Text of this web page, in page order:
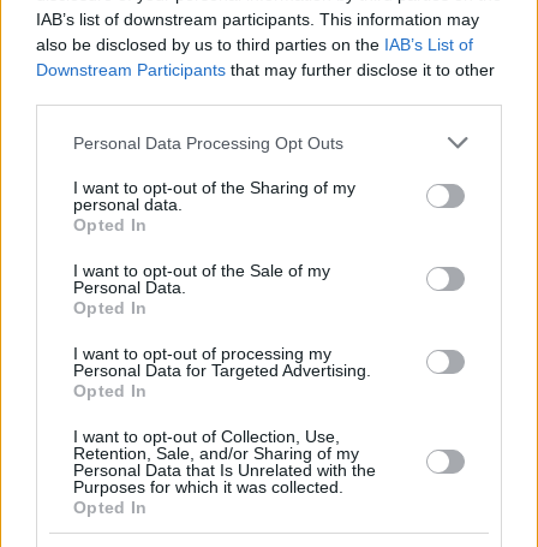
IAB’s list of downstream participants. This information may
also be disclosed by us to third parties on the IAB’s List of
Downstream Participants that may further disclose it to other
Please note that this website/app uses one or more Google
not limited to your visit or usage behaviour. You may click to
grant or deny consent to Google and its third-party tags to
use your data for below specified purposes in below Google
consent section.
Personal Data Processing Opt Outs
I want to opt-out of the Sharing of my
personal data.
Opted In
I want to opt-out of the Sale of my
Personal Data.
Opted In
I want to opt-out of processing my
Personal Data for Targeted Advertising.
Opted In
I want to opt-out of Collection, Use,
Retention, Sale, and/or Sharing of my
Personal Data that Is Unrelated with the
Purposes for which it was collected.
Opted In
Πέθανε ο Πολ Άλεν, συνιδρυτής της Microsoft
16.10.2018, 09:16